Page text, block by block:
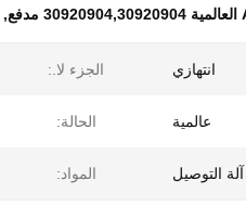
,
انتهازي الجزء لا.:
عالمية الحالة:
آلة التوصيل المواد: